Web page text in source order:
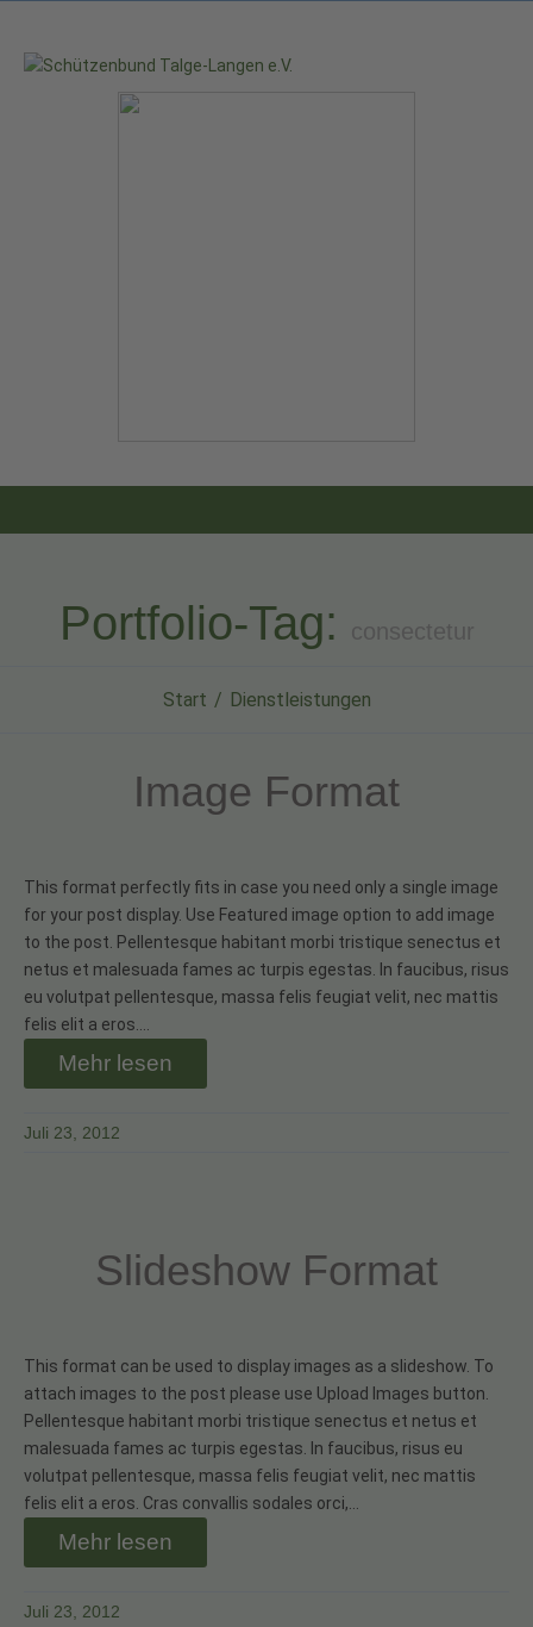
Portfolio-Tag: consectetur
Start Dienstleistungen
Image Format
This format perfectly fits in case you need only a single image
for your post display. Use Featured image option to add image
to the post. Pellentesque habitant morbi tristique senectus et
netus et malesuada fames ac turpis egestas. In faucibus, risus
eu volutpat pellentesque, massa felis feugiat velit, nec mattis
felis elit a eros.…
Mehr lesen
Juli 23, 2012
Slideshow Format
This format can be used to display images as a slideshow. To
attach images to the post please use Upload Images button.
Pellentesque habitant morbi tristique senectus et netus et
malesuada fames ac turpis egestas. In faucibus, risus eu
volutpat pellentesque, massa felis feugiat velit, nec mattis
felis elit a eros. Cras convallis sodales orci,…
Mehr lesen
Juli 23, 2012